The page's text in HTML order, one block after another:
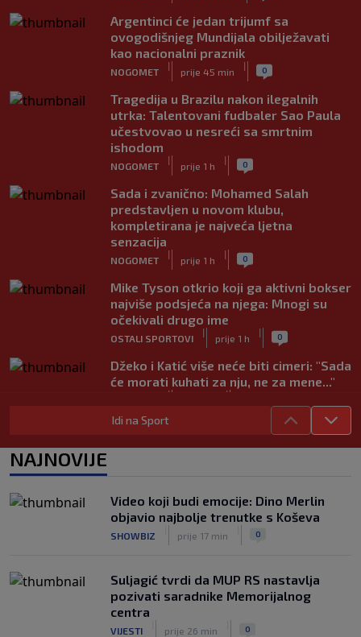
Argentinci će jedan trijumf sa
ovogodišnjeg Mundijala obilježavati
kao nacionalni praznik
NOGOMET
|
prije 45 min
| 0
Tragedija u Brazilu nakon ilegalnih
utrka: Talentovani fudbaler Sao Paula
učestvovao u nesreći sa smrtnim
ishodom
NOGOMET
|
prije 1 h
| 0
Sada i zvanično: Mohamed Salah
predstavljen u novom klubu,
kompletirana je najveća ljetna
senzacija
NOGOMET
|
prije 1 h
| 0
Mike Tyson otkrio koji ga aktivni bokser
najviše podsjeća na njega: Mnogi su
očekivali drugo ime
OSTALI SPORTOVI
|
prije 1 h
| 0
Džeko i Katić više neće biti cimeri: "Sada
će morati kuhati za nju, ne za mene..."
| |
Vodstvo FIFA-e priznalo pogreške, evo
pola u ženskom tenisu
TENIS
|
prije 3 h
| 0
Idi na Sport
NAJNOVIJE
Video koji budi emocije: Dino Merlin
objavio najbolje trenutke s Koševa
SHOWBIZ prije 17 min 0
Suljagić tvrdi da MUP RS nastavlja
pozivati saradnike Memorijalnog
centra
VIJESTI prije 26 min 0